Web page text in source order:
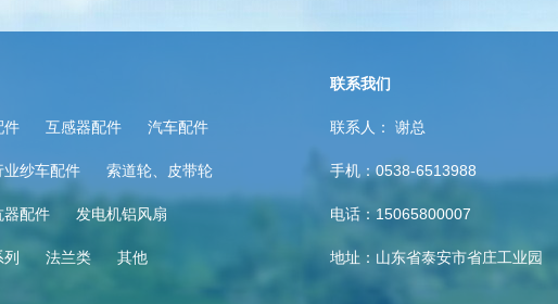
件 互感器配件 汽车配件
业纱车配件 索道轮、皮带轮
器配件 发电机铝风扇
法兰类 其他
联系我们
联系人： 谢总
手机：0538-6513988
电话：15065800007
地址：山东省泰安市省庄工业园